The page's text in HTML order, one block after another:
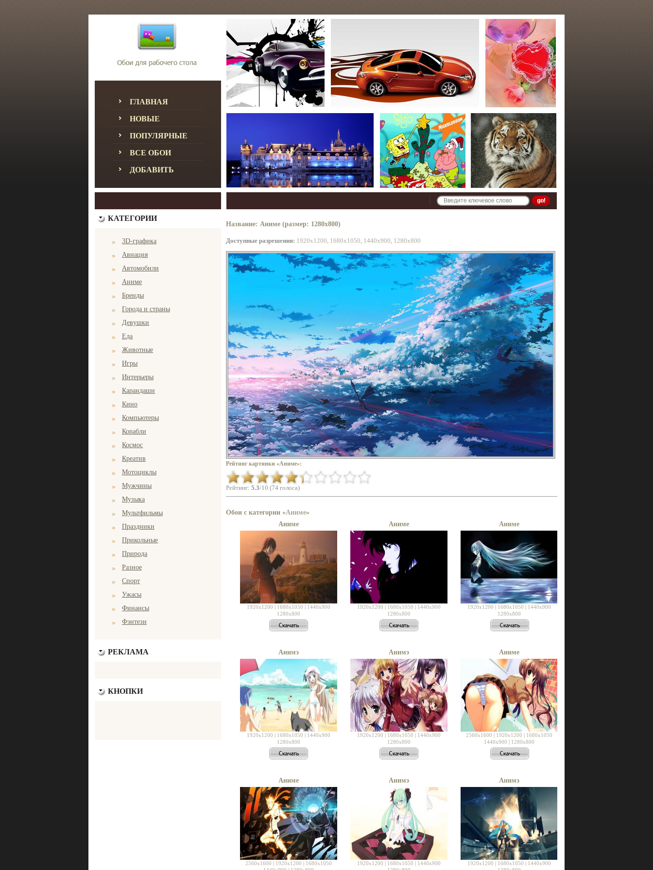
ГЛАВНАЯ
НОВЫЕ
ПОПУЛЯРНЫЕ
ВСЕ ОБОИ
ДОБАВИТЬ
КАТЕГОРИИ
3D-графика
Авиация
Автомобили
Аниме
Бренды
Города и страны
Девушки
Еда
Животные
Игры
Интерьеры
Карандаши
Кино
Компьютеры
Корабли
Космос
Креатив
Мотоциклы
Мужчины
Музыка
Мультфильмы
Праздники
Прикольные
Природа
Разное
Спорт
Ужасы
Финансы
Фэнтези
РЕКЛАМА
КНОПКИ
Название: Аниме (размер: 1280x800)
Доступные разрешения: 1920x1200, 1680x1050, 1440x900, 1280x800
Рейтинг картинки «Аниме»:
Рейтинг: 5.3/10 (74 голоса)
Обои с категории «Аниме»
Аниме
1920x1200 | 1680x1050 | 1440x900
1280x800
Аниме
1920x1200 | 1680x1050 | 1440x900
1280x800
Аниме
1920x1200 | 1680x1050 | 1440x900
1280x800
Анимэ
1920x1200 | 1680x1050 | 1440x900
1280x800
Анимэ
1920x1200 | 1680x1050 | 1440x900
1280x800
Аниме
2560x1600 | 1920x1200 | 1680x1050
1440x900 | 1280x800
Аниме
2560x1600 | 1920x1200 | 1680x1050
Анимэ
1920x1200 | 1680x1050 | 1440x900
Анимэ
1920x1200 | 1680x1050 | 1440x900